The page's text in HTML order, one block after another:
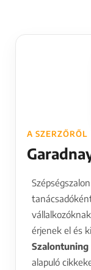
A SZERZŐRŐL
érjenek el és
Szalontuning
alapuló